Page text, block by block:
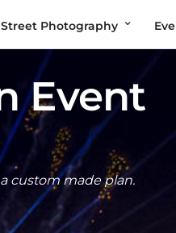
Street Photography
Event
custom made plan.